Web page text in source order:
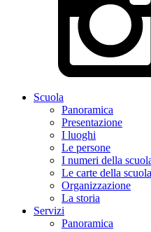
Scuola
Panoramica
Presentazione
I luoghi
Le persone
I numeri della
Le carte della scuola
Organizzazione
La storia
Servizi
Panoramica